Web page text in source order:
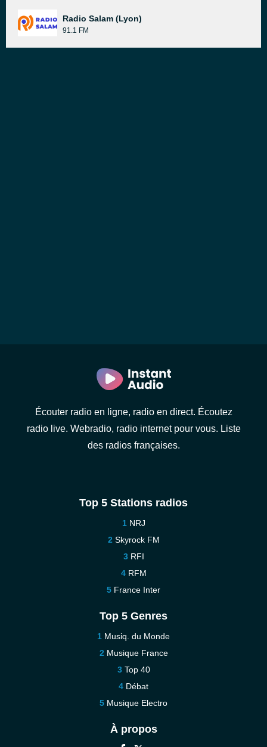
Radio Salam (Lyon)
91.1 FM
Écouter radio en ligne, radio en direct. Écoutez
radio live. Webradio, radio internet pour vous. Liste
des radios françaises.
Top 5 Stations radios
NRJ
Skyrock FM
RFI
RFM
France Inter
Top 5 Genres
Musiq. du Monde
Musique France
Top 40
Débat
Musique Electro
À propos